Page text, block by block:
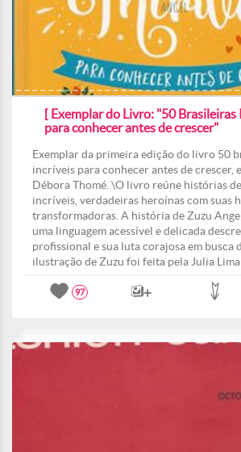
[ Exemplar do Livro: "50 Brasileiras
para conhecer antes de crescer"
Exemplar da primeira edição do livro 50
incríveis para conhecer antes de crescer,
Débora Thomé. \O livro reúne histórias
incríveis, verdadeiras heroínas com suas
transformadoras. A história de Zuzu
uma linguagem acessível e delicada
profissional e sua luta corajosa em busca
ilustração de Zuzu foi feita pela Julia Lima
97